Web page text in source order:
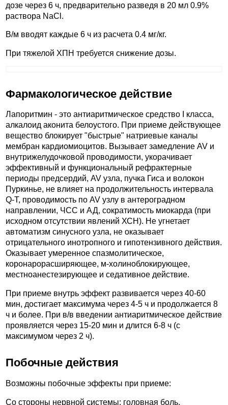
дозе через 6 ч, предварительно разведя в 20 мл 0.9%
раствора NaCl.
В/м вводят каждые 6 ч из расчета 0.4 мг/кг.
При тяжелой ХПН требуется снижение дозы.
Фармакологическое действие
Лапоритмин - это антиаритмическое средство I класса,
алкалоид аконита белоустого. При приеме действующее
вещество блокирует "быстрые" натриевые каналы
мембран кардиомиоцитов. Вызывает замедление AV и
внутрижелудочковой проводимости, укорачивает
эффективный и функциональный рефрактерные
периоды предсердий, AV узла, пучка Гиса и волокон
Пуркинье, не влияет на продолжительность интервала
Q-T, проводимость по AV узлу в антероградном
направлении, ЧСС и АД, сократимость миокарда (при
исходном отсутствии явлений ХСН). Не угнетает
автоматизм синусного узла, не оказывает
отрицательного инотропного и гипотензивного действия.
Оказывает умеренное спазмолитическое,
коронарорасширяющее, м-холиноблокирующее,
местноанестезирующее и седативное действие.
При приеме внутрь эффект развивается через 40-60
мин, достигает максимума через 4-5 ч и продолжается 8
ч и более. При в/в введении антиаритмическое действие
проявляется через 15-20 мин и длится 6-8 ч (с
максимумом через 2 ч).
Побочные действия
Возможны побочные эффекты при приеме:
Со стороны нервной системы: головная боль,